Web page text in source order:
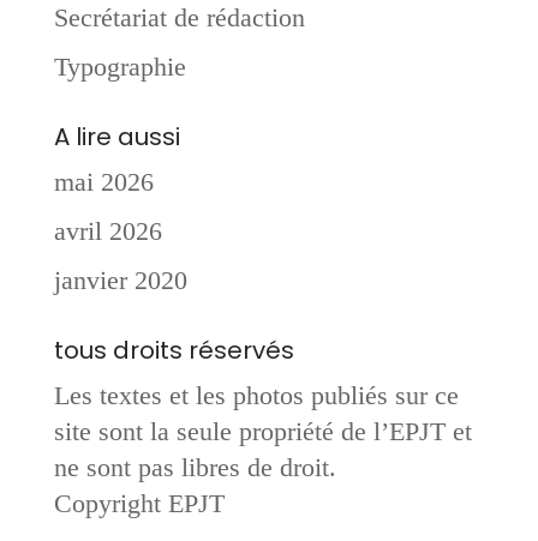
Secrétariat de rédaction
Typographie
A lire aussi
mai 2026
avril 2026
janvier 2020
tous droits réservés
Les textes et les photos publiés sur ce
site sont la seule propriété de l’EPJT et
ne sont pas libres de droit.
Copyright EPJT